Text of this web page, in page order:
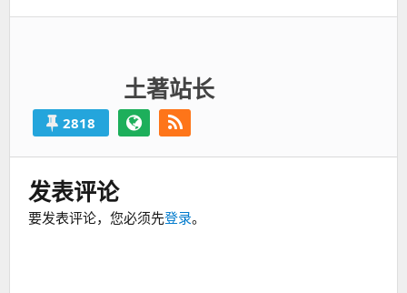
土著站长
2818
发表评论
要发表评论，您必须先登录。